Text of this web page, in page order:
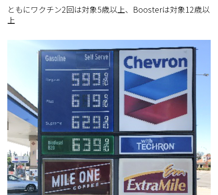
ともにワクチン2回は対象5歳以上、Boosterは対象12歳以
上